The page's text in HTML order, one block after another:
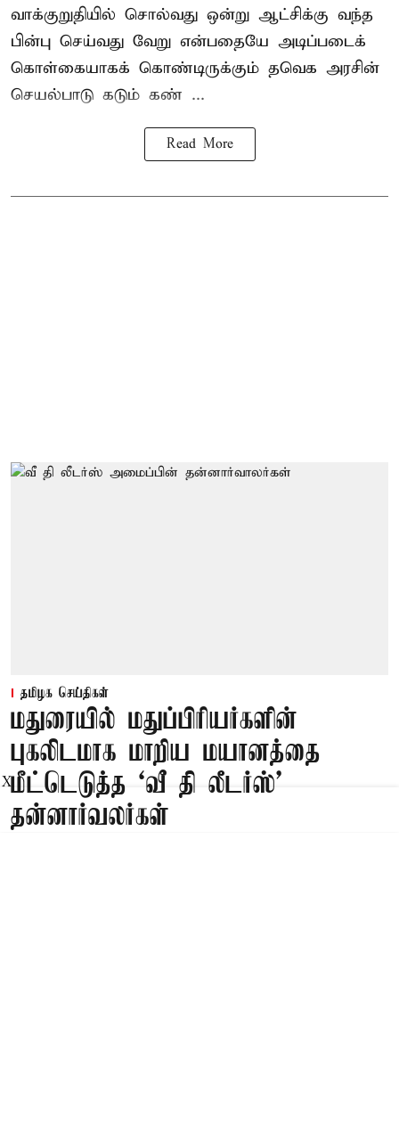
வாக்குறுதியில் சொல்வது ஒன்று ஆட்சிக்கு வந்த
பின்பு செய்வது வேறு என்பதையே அடிப்படைக்
கொள்கையாகக் கொண்டிருக்கும் தவெக அரசின்
செயல்பாடு கடும் கண் ...
Read More
தமிழக செய்திகள்
மதுரையில் மதுப்பிரியர்களின்
புகலிடமாக மாறிய மயானத்தை
மீட்டெடுத்த ‘வீ தி லீடர்ஸ்’
தன்னார்வலர்கள்
X